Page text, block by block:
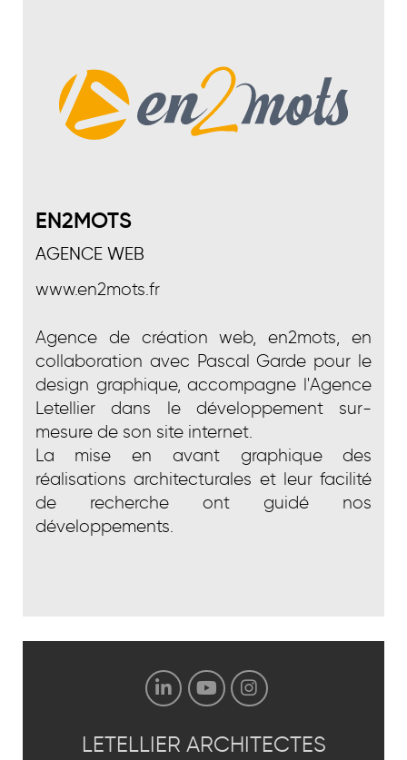
EN2MOTS
AGENCE WEB
www.en2mots.fr
Agence de création web, en2mots, en
collaboration avec Pascal Garde pour le
design graphique, accompagne l'Agence
Letellier dans le développement sur-
mesure de son site internet.
La mise en avant graphique des
réalisations architecturales et leur facilité
de recherche ont guidé nos
développements.
LETELLIER ARCHITECTES